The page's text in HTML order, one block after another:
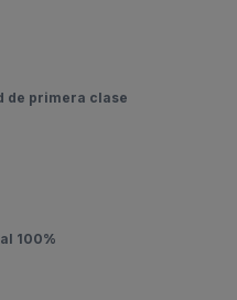
de primera clase
100%